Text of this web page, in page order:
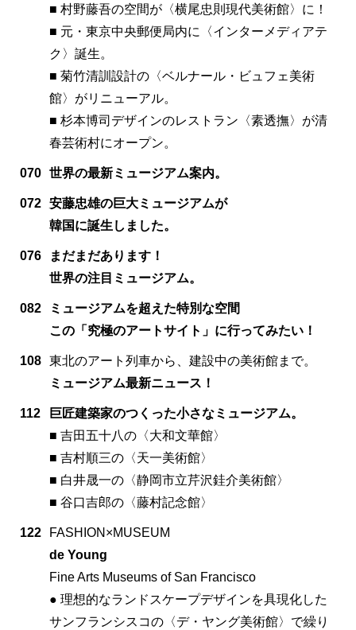
■ 村野藤吾の空間が〈横尾忠則現代美術館〉に！
■ 元・東京中央郵便局内に〈インターメディアテ
ク〉誕生。
■ 菊竹清訓設計の〈ベルナール・ビュフェ美術
館〉がリニューアル。
■ 杉本博司デザインのレストラン〈素透撫〉が清
春芸術村にオープン。
070 世界の最新ミュージアム案内。
072 安藤忠雄の巨大ミュージアムが
韓国に誕生しました。
076
まだまだあります！
世界の注目ミュージアム。
082
ミュージアムを超えた特別な空間
この「究極のアートサイト」に行ってみたい！
108 東北のアート列車から、建設中の美術館まで。
ミュージアム最新ニュース！
112
巨匠建築家のつくった小さなミュージアム。
■ 吉田五十八の〈大和文華館〉
■ 吉村順三の〈天一美術館〉
■ 白井晟一の〈静岡市立芹沢銈介美術館〉
■ 谷口吉郎の〈藤村記念館〉
122
FASHION×MUSEUM
de Young
Fine Arts Museums of San Francisco
● 理想的なランドスケープデザインを具現化した
サンフランシスコの〈デ・ヤング美術館〉で繰り